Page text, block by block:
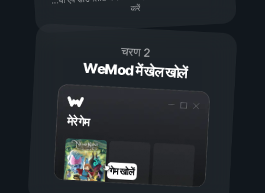
करें
चरण 2
WeMod में खेल खोलें
मेरे गेम
गेम खोलें